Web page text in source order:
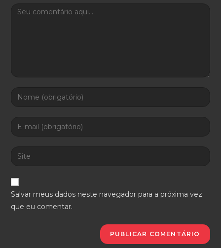
Comment
Digite
ou
de
para
comentar
Enter
address
comment
Digite
URL
do
site
Salvar meus dados neste navegador para a próxima vez
que eu comentar.